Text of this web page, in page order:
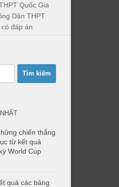
Quốc Gia
Dân THPT
đáp án
chiến thắng
từ kết quả
World Cup
quả các bảng